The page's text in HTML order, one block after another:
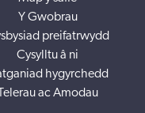
Y Gwobrau
preifatrwydd
Cysylltu â ni
hygyrchedd
ac Amodau